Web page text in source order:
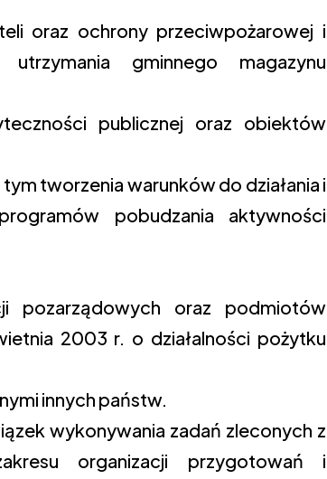
oraz ochrony przeciwpożarowej i
gminnego magazynu
publicznej oraz obiektów
tworzenia warunków do działania i
pobudzania aktywności
pozarządowych oraz podmiotów
2003 r. o działalności pożytku
innych państw.
wykonywania zadań zleconych z
organizacji przygotowań i